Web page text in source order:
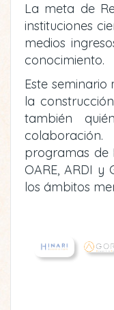
La meta de
instituciones
medios
conocimiento.
Este
la
también
programas de
OARE, ARDI y
los ámbitos